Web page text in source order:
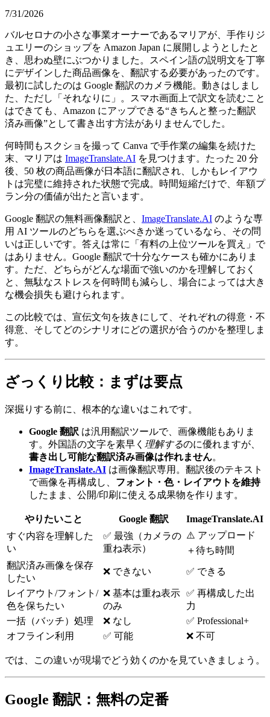
7/31/2026
バルセロナの小さな事業オーナーであるマリアが、手作りジ
ュエリーのショップを Amazon Japan に展開しようとしたと
き、思わぬ壁にぶつかりました。スペイン語の説明文を丁寧
にデザインした商品画像を、翻訳する必要があったのです。
最初に試したのは Google 翻訳のカメラ機能。動きはしまし
た、ただし「それなりに」。スマホ画面上で訳文を読むこと
はできても、Amazon にアップできる“きちんと整った翻訳
済み画像”として書き出す方法がありませんでした。
何時間もスクショを撮って Canva で手作業の編集を続けた
末、マリアは ImageTranslate.AI を見つけます。たった 20 分
後、50 枚の商品画像が日本語に翻訳され、しかもレイアウ
トは完璧に維持された状態で完成。時間短縮だけで、年額プ
ラン分の価値が出たと言います。
Google 翻訳の無料画像翻訳と、 ImageTranslate.AI のような専
用 AI ツールのどちらを選ぶべきか迷っているなら、その問
いは正しいです。答えは常に「有料の上位ツールを買え」で
はありません。Google 翻訳で十分なケースも確かにありま
す。ただ、どちらがどんな場面で強いのかを理解しておく
と、無駄なストレスを何時間も減らし、場合によっては大き
な機会損失も避けられます。
この比較では、宣伝文句を抜きにして、それぞれの得意・不
得意、そしてどのシナリオにどの選択が合うのかを整理しま
す。
ざっくり比較：まずは要点
深掘りする前に、根本的な違いはこれです。
Google 翻訳 は汎用翻訳ツールで、画像機能もありま
す。外国語の文字を素早く 理解するのに優れますが、
書き出し可能な翻訳済み画像は作れません。
ImageTranslate.AI は画像翻訳専用。翻訳後のテキスト
で画像を再構成し、 フォント・色・レイアウトを維持
したまま、公開/印刷に使える成果物を作ります。
やりたいこと Google 翻訳
ImageTranslate.AI
すぐ内容を理解した
い
✅ 最強（カメラの
重ね表示）
⚠️ アップロード
＋待ち時間
翻訳済み画像を保存
したい
❌ できない ✅ できる
レイアウト/フォント/
色を保ちたい
❌ 基本は重ね表示
のみ
✅ 再構成した出
力
一括（バッチ）処理
❌ なし
✅ Professional+
オフライン利用
✅ 可能 ❌ 不可
では、この違いが現場でどう効くのかを見ていきましょう。
Google 翻訳：無料の定番